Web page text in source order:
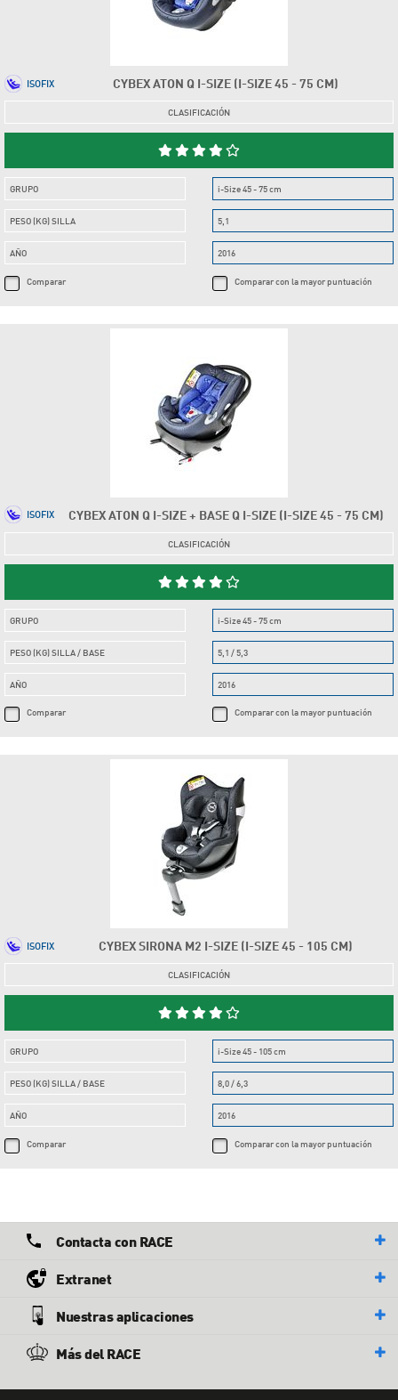
CYBEX ATON Q I-SIZE (I-SIZE 45 - 75 CM)
ISOFIX
CLASIFICACIÓN
GRUPO
PESO (KG) SILLA
AÑO
Comparar
i-Size 45 - 75 cm
5,1
2016
Comparar con la mayor puntuación
CYBEX ATON Q I-SIZE + BASE Q I-SIZE (I-SIZE 45 - 75 CM)
ISOFIX
CLASIFICACIÓN
GRUPO
PESO (KG) SILLA / BASE
AÑO
Comparar
i-Size 45 - 75 cm
5,1 / 5,3
2016
Comparar con la mayor puntuación
CYBEX SIRONA M2 I-SIZE (I-SIZE 45 - 105 CM)
ISOFIX
CLASIFICACIÓN
GRUPO
PESO (KG) SILLA / BASE
AÑO
Comparar
i-Size 45 - 105 cm
8,0 / 6,3
2016
Comparar con la mayor puntuación
Contacta con RACE
Extranet
Nuestras aplicaciones
Más del RACE